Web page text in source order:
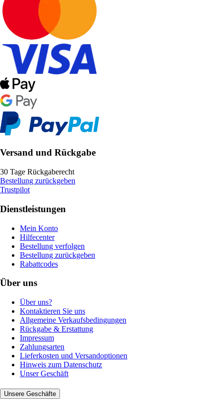
Versand und Rückgabe
30 Tage Rückgaberecht
Bestellung zurückgeben
Trustpilot
Dienstleistungen
Mein Konto
Hilfecenter
Bestellung verfolgen
Bestellung zurückgeben
Rabattcodes
Über uns
Über uns?
Kontaktieren Sie uns
Allgemeine Verkaufsbedingungen
Rückgabe & Erstattung
Impressum
Zahlungsarten
Lieferkosten und Versandoptionen
Hinweis zum Datenschutz
Unser Geschäft
Unsere Geschäfte